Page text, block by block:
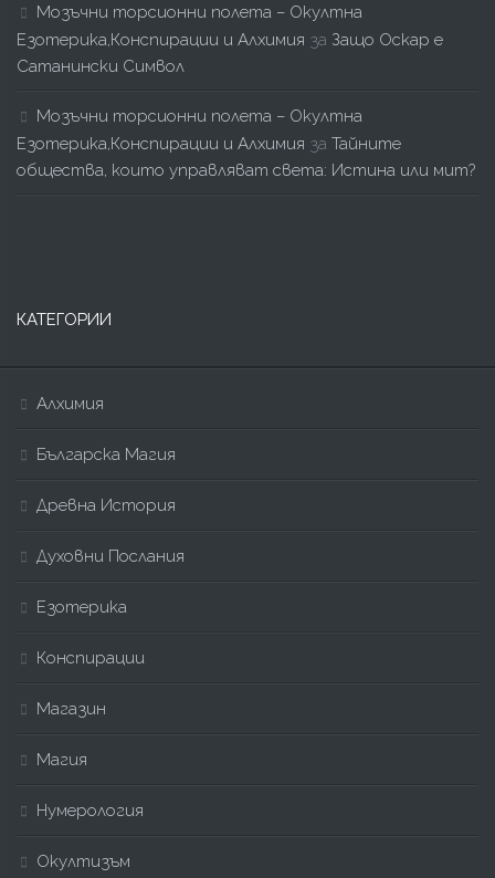
Мозъчни торсионни полета – Окултна
Езотерика,Конспирации и Алхимия за Защо Оскар е
Сатанински Символ
Мозъчни торсионни полета – Окултна
Езотерика,Конспирации и Алхимия за Тайните
общества, които управляват света: Истина или мит?
КАТЕГОРИИ
Алхимия
Българска Магия
Древна История
Духовни Послания
Езотерика
Конспирации
Магазин
Магия
Нумерология
Окултизъм